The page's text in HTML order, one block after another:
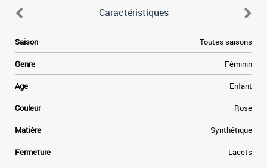
Caractéristiques
Saison Toutes saisons
Genre Féminin
Age Enfant
Couleur Rose
Matière Synthétique
Fermeture Lacets